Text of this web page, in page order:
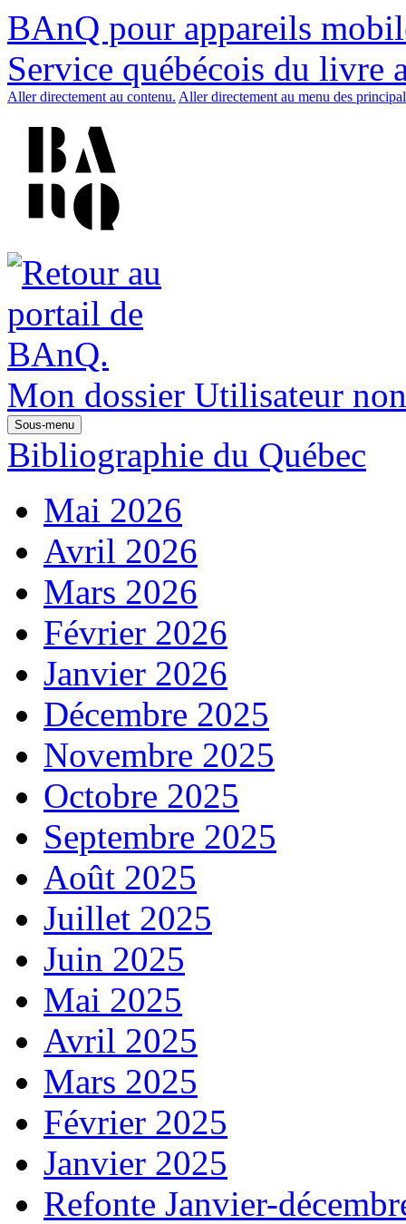
BAnQ pour appareils
Service québécois du livre
Aller directement au contenu. Aller directement au menu des
Mon dossier Utilisateur
Sous-menu
Bibliographie du Québec
Mai 2026
Avril 2026
Mars 2026
Février 2026
Janvier 2026
Décembre 2025
Novembre 2025
Octobre 2025
Septembre 2025
Août 2025
Juillet 2025
Juin 2025
Mai 2025
Avril 2025
Mars 2025
Février 2025
Janvier 2025
Refonte Janvier-